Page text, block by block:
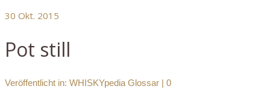
30 Okt. 2015
Pot still
Veröffentlicht in: WHISKYpedia Glossar | 0